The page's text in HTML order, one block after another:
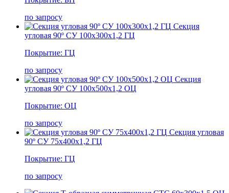
по запросу
Секция
угловая 90º СУ 100х300х1,2 ГЦ
Покрытие: ГЦ
по запросу
Секция
угловая 90º СУ 100х500х1,2 ОЦ
Покрытие: ОЦ
по запросу
Секция угловая
90º СУ 75х400х1,2 ГЦ
Покрытие: ГЦ
по запросу